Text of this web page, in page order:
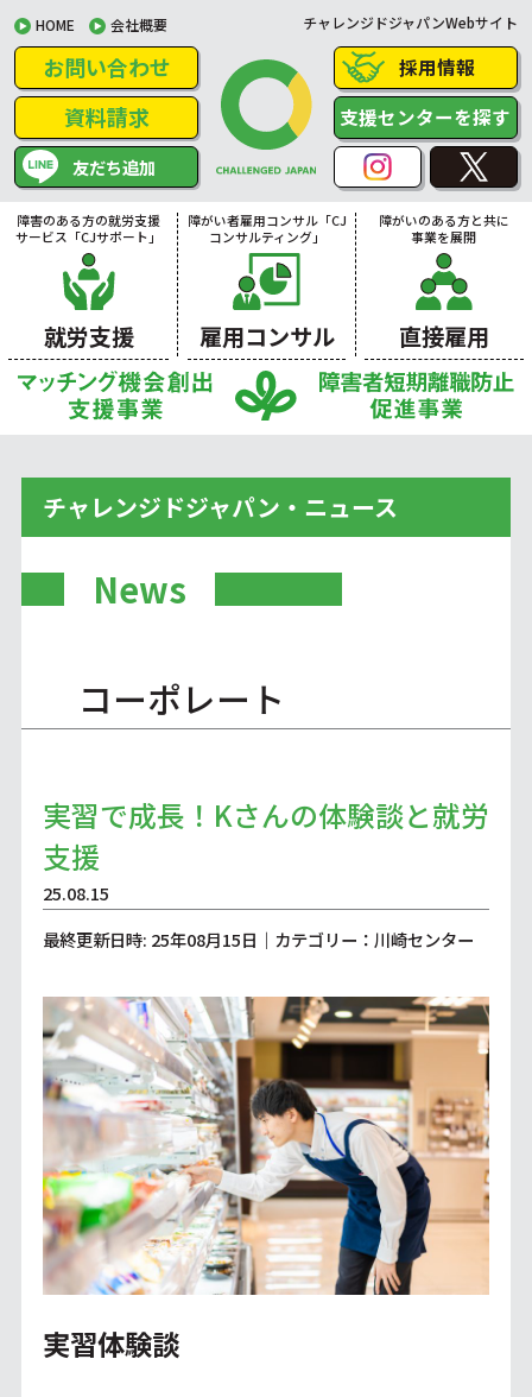
HOME 会社概要 チャレンジドジャパンWebサイト
お問い合わせ
資料請求
友だち追加
採用情報
支援センターを探す
障害のある方の就労支援
サービス「CJサポート」
就労支援
障がい者雇用コンサル「CJ
コンサルティング」
雇用コンサル
障がいのある方と共に
事業を展開
直接雇用
チャレンジドジャパン・ニュース
News
コーポレート
実習で成長！Kさんの体験談と就労
支援
25.08.15
最終更新日時: 25年08月15日｜カテゴリー：川崎センター
実習体験談